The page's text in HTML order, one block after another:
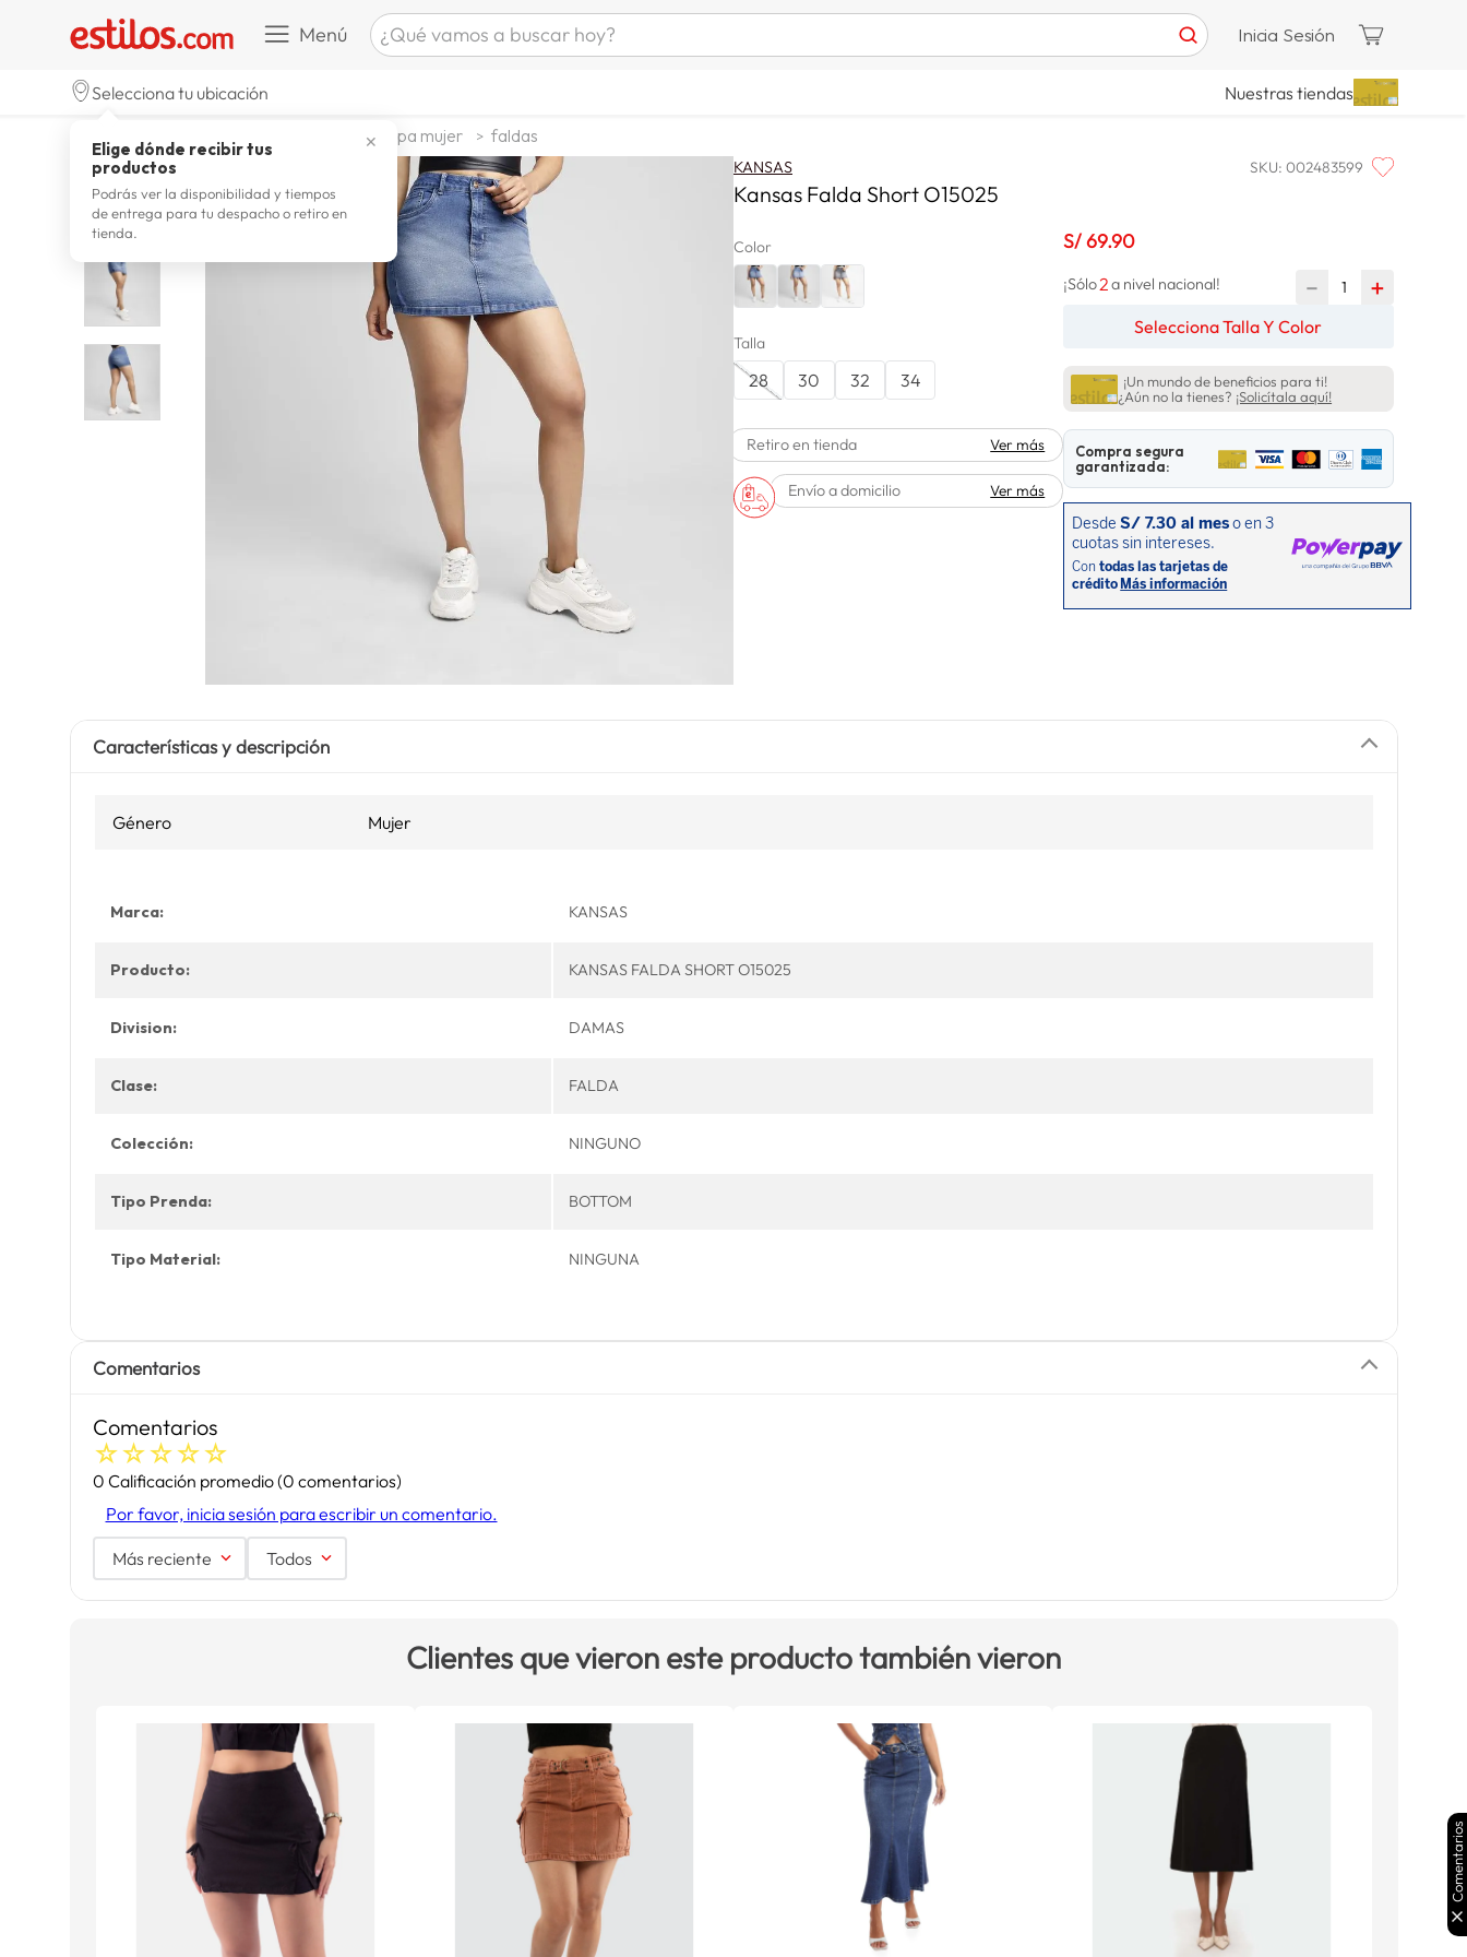
Menú ¿Qué vamos a buscar hoy?
2. zapatillas mujer
. zapatillas hombre
4. moda
5. zapatillas
6. tv
7 . laptop
terrex
lavadora
spiderman
Inicia Sesión
Selecciona tu ubicación
✕
Elige dónde recibir tus
productos
Podrás ver la disponibilidad y tiempos
de entrega para tu despacho o retiro en
tienda.
Nuestras tiendas
ropa mujer faldas
KANSAS SKU: 002483599
Kansas Falda Short O15025
Color
Talla
28 30 32 34
Retiro en tienda Ver más
Envío a domicilio Ver más
S/69.90
¡Sólo2a nivel nacional! ＋
－
Selecciona Talla Y Color
¡Un mundo de beneficios para ti!
¿Aún no la tienes? ¡Solicítala aquí!
Compra segura
garantizada:
Características y descripción
Género Mujer
Marca: KANSAS
Producto: KANSAS FALDA SHORT O15025
Division: DAMAS
Clase: FALDA
Colección: NINGUNO
Tipo Prenda: BOTTOM
Tipo Material: NINGUNA
Comentarios
Comentarios
☆☆☆☆☆
0 Calificación promedio(0 comentarios)
Por favor, inicia sesión para escribir un comentario.
Más reciente Todos
Clientes que vieron este producto también vieron
Comentarios